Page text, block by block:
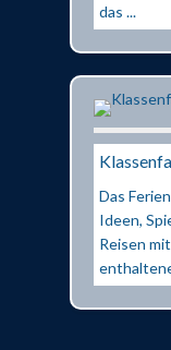
das ...
Das
Ideen,
Reisen